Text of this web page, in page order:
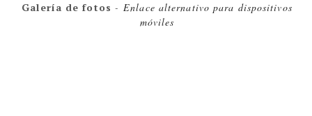
Galería de fotos -Enlace alternativo para dispositivos
móviles